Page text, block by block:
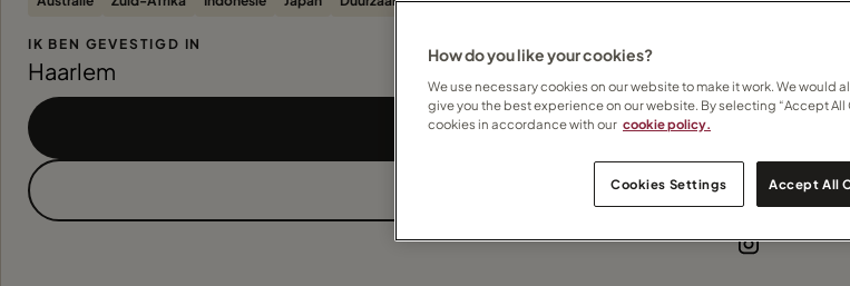
IK BEN GEVESTIGD IN
Haarlem
Contact Cindy
Meld je aan voor mijn
How do you like your cookies?
We use necessary cookies on our website to make it work. We would
give you the best experience on our website. By selecting “Accept All
cookies in accordance with our cookie policy.
Cookies Settings Accept All